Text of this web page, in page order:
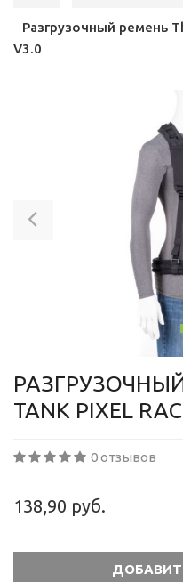
Разгрузочный ремень
V3.0
TANK PIXEL
0 отзывов
138,90 руб.